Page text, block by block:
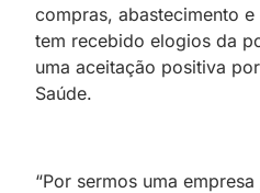
compras, abastecimento
tem recebido elogios da
uma aceitação positiva
Saúde.
“Por sermos uma empresa